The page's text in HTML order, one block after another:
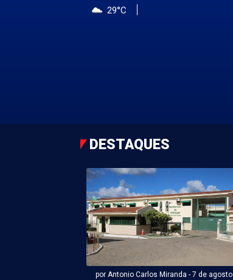
29°C
DESTAQUES
por Antonio Carlos Miranda - 7 de agosto